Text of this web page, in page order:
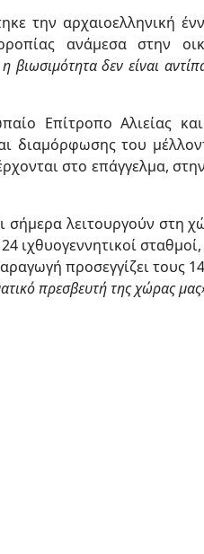
την αρχαιοελληνική
ανάμεσα στην
βιωσιμότητα δεν είναι
Επίτροπο Αλιείας
διαμόρφωσης του
στο επάγγελμα,
σήμερα λειτουργούν στη
ιχθυογεννητικοί
προσεγγίζει τους
πρεσβευτή της χώρας